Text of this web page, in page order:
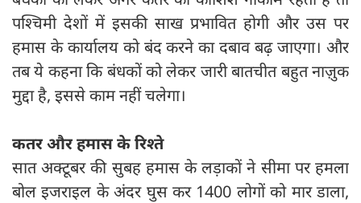
पश्चिमी देशों में इसकी साख प्रभावित होगी और उस पर
हमास के कार्यालय को बंद करने का दबाव बढ़ जाएगा। और
तब ये कहना कि बंधकों को लेकर जारी बातचीत बहुत नाज़ुक
मुद्दा है, इससे काम नहीं चलेगा।
कतर और हमास के रिश्ते
सात अक्टूबर की सुबह हमास के लड़ाकों ने सीमा पर हमला
बोल इजराइल के अंदर घुस कर 1400 लोगों को मार डाला,